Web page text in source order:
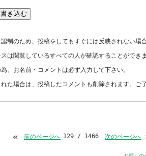
制のため、投稿をしてもすぐには反映されない場
は閲覧しているすべての人が確認することができ
、お名前・コメントは必ず入力して下さい。
た場合は、投稿したコメントも削除されます。ご
« 前のページへ 129 / 1466 次のページへ